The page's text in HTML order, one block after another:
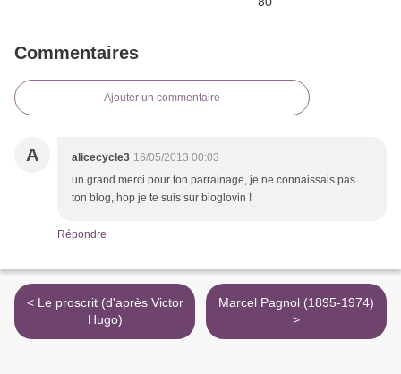
Commentaires
Ajouter un commentaire
A alicecycle3 16/05/2013 00:03
un grand merci pour ton parrainage, je ne connaissais pas
ton blog, hop je te suis sur bloglovin !
Répondre
< Le proscrit (d'après Victor
Hugo)
Marcel Pagnol (1895-1974)
>